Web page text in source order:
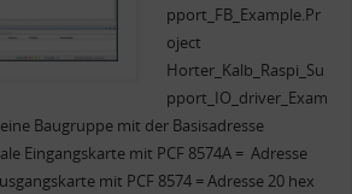
pport_FB_Example.Pr
oject
Horter_Kalb_Raspi_Su
pport_IO_driver_Exam
Baugruppe mit der Basisadresse
Eingangskarte mit PCF 8574A = Adresse
mit PCF 8574 = Adresse 20 hex